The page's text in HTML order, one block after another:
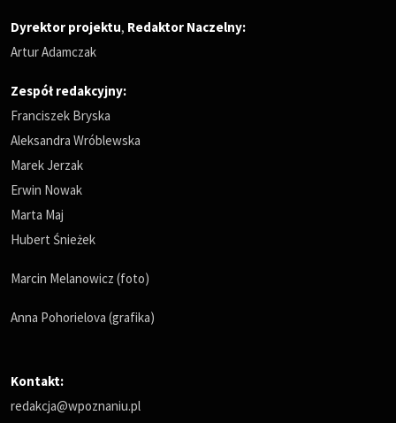
Dyrektor projektu, Redaktor Naczelny:
Artur Adamczak
Zespół redakcyjny:
Franciszek Bryska
Aleksandra Wróblewska
Marek Jerzak
Erwin Nowak
Marta Maj
Hubert Śnieżek
Marcin Melanowicz (foto)
Anna Pohorielova (grafika)
Kontakt:
redakcja@wpoznaniu.pl